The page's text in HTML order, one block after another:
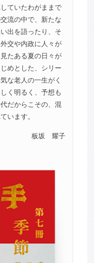
ていたわがままで
流の中で、新たな
出を語ったり、そ
交や内政に人々が
たある夏の日々が
めとした、シリー
な老人の一生がく
く明るく、予想も
だからこその、混
います。
板坂 耀子